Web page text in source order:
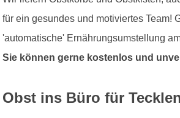
für ein gesundes und motiviertes Team!
'automatische' Ernährungsumstellung
Sie können gerne kostenlos und
Obst ins Büro für